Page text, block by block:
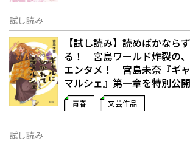
試し読み
【試し読み】読めばかなら
る！ 宮島ワールド炸裂の
エンタメ！ 宮島未奈『ギ
マルシェ』第一章を特別公開
青春 文芸作品
試し読み